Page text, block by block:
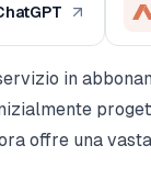
in
offre una